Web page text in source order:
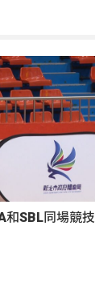
和SBL同場競技